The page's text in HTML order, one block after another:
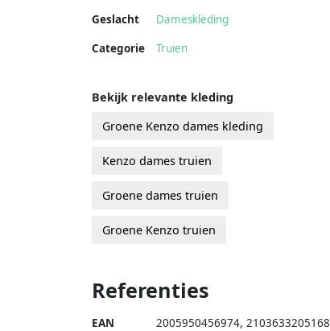
Geslacht
Dameskleding
Categorie
Truien
Bekijk relevante kleding
Groene Kenzo dames kleding
Kenzo dames truien
Groene dames truien
Groene Kenzo truien
Referenties
EAN 2005950456974, 2103633205168